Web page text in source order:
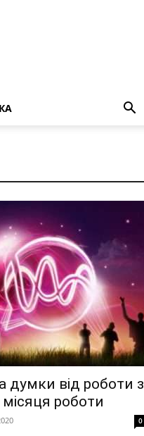
думки від роботи з
роботи
0